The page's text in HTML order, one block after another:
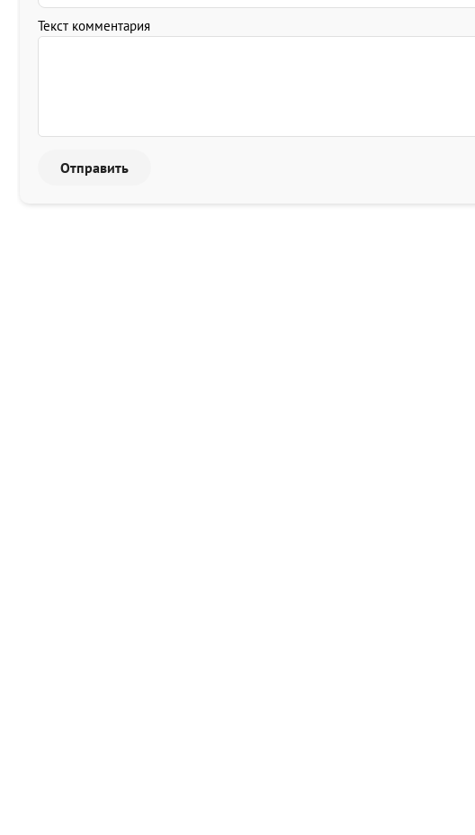
Текст комментария